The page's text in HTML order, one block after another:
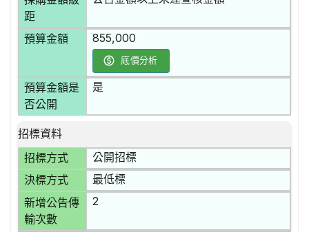
距
預算金額 855,000
底價分析
預算金額是
否公開
是
招標資料
招標方式
公開招標
決標方式 最低標
新增公告傳
輸次數
2